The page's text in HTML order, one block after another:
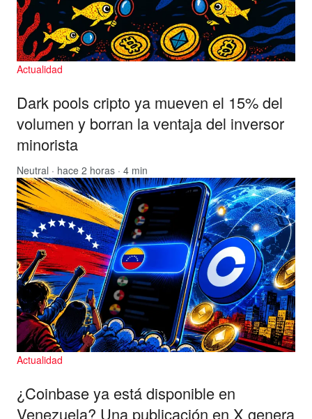
Actualidad
Dark pools cripto ya mueven el 15% del
volumen y borran la ventaja del inversor
minorista
Neutral · hace 2 horas · 4 min
Actualidad
¿Coinbase ya está disponible en
Venezuela? Una publicación en X genera